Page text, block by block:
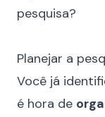
pesquisa?
Planejar a
Você já
é hora de